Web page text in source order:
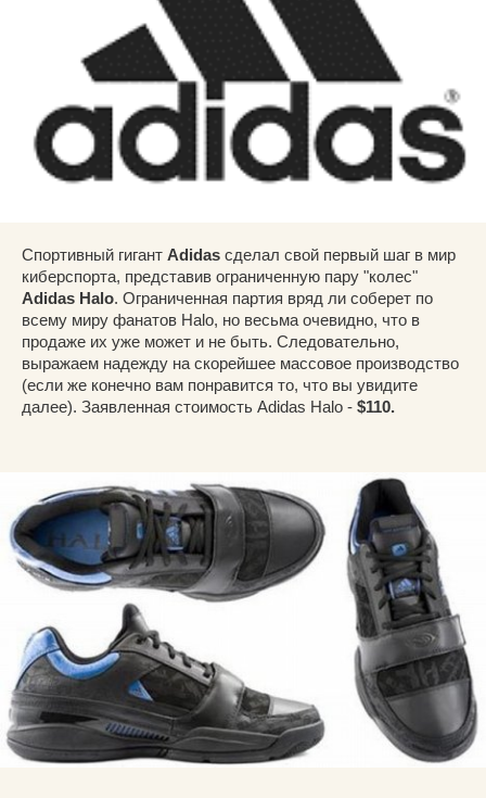
Спортивный гигант Adidas сделал свой первый шаг в мир
киберспорта, представив ограниченную пару "колес"
Adidas Halo. Ограниченная партия вряд ли соберет по
всему миру фанатов Halo, но весьма очевидно, что в
продаже их уже может и не быть. Следовательно,
выражаем надежду на скорейшее массовое производство
(если же конечно вам понравится то, что вы увидите
далее). Заявленная стоимость Adidas Halo - $110.